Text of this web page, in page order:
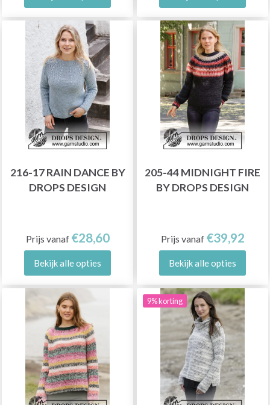
216-17 RAIN DANCE BY
DROPS DESIGN
Prijs vanaf €28,60
Bekijk alle opties
205-44 MIDNIGHT FIRE
BY DROPS DESIGN
Prijs vanaf €39,92
Bekijk alle opties
9% korting